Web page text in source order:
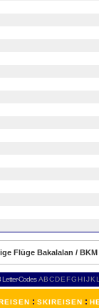
Flüge Bakalalan /
Letter-Codes ABCDEFGH IJKL
: SKIREISEN :